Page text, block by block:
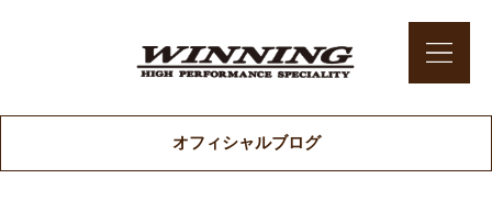
オフィシャルブログ